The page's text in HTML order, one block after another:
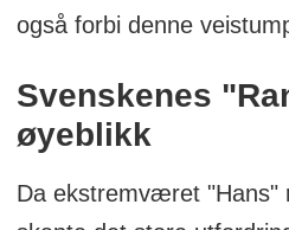
også forbi denne
Svenskenes
øyeblikk
Da ekstremværet "Hans"